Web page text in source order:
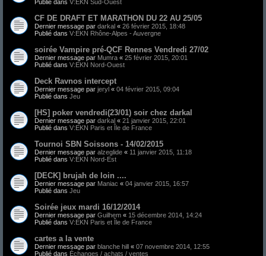
Publié dans V:EKN Sud-Ouest
CF DE DRAFT ET MARATHON DU 22 AU 25/05
Dernier message par darkal « 26 février 2015, 18:48
Publié dans V:EKN Rhône-Alpes - Auvergne
soirée Vampire pré-QCF Rennes Vendredi 27/02
Dernier message par Mumra « 25 février 2015, 20:01
Publié dans V:EKN Nord-Ouest
Deck Ravnos intercept
Dernier message par jeryl « 04 février 2015, 09:04
Publié dans Jeu
[HS] poker vendredi(23/01) soir chez darkal
Dernier message par darkal « 21 janvier 2015, 22:01
Publié dans V:EKN Paris et Île de France
Tournoi SBN Soissons - 14/02/2015
Dernier message par alzeglide « 11 janvier 2015, 11:18
Publié dans V:EKN Nord-Est
[DECK] brujah de loin ....
Dernier message par Maniac « 04 janvier 2015, 16:57
Publié dans Jeu
Soirée jeux mardi 16/12/2014
Dernier message par Guilhem « 15 décembre 2014, 14:24
Publié dans V:EKN Paris et Île de France
cartes a la vente
Dernier message par blanche hill « 07 novembre 2014, 12:55
Publié dans Échanges / achats / ventes